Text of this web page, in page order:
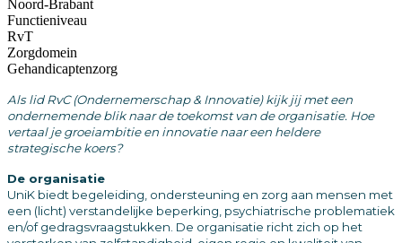
Noord-Brabant
Functieniveau
RvT
Zorgdomein
Gehandicaptenzorg
Als lid RvC (Ondernemerschap & Innovatie) kijk jij met een
ondernemende blik naar de toekomst van de organisatie. Hoe
vertaal je groeiambitie en innovatie naar een heldere
strategische koers?
De organisatie
UniK biedt begeleiding, ondersteuning en zorg aan mensen met
een (licht) verstandelijke beperking, psychiatrische problematiek
en/of gedragsvraagstukken. De organisatie richt zich op het